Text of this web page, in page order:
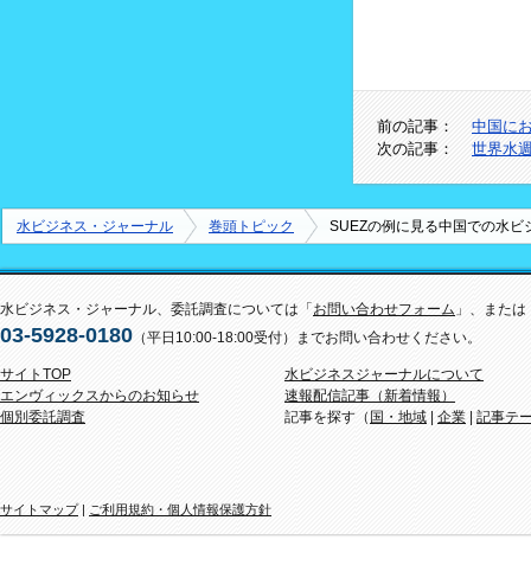
前の記事：
中国に
次の記事：
世界水
水ビジネス・ジャーナル 巻頭トピック SUEZの例に見る中国での水ビ
水ビジネス・ジャーナル、委託調査については「 お問い合わせフォーム 」、または
03-5928-0180 （平日10:00-18:00受付）までお問い合わせください。
サイトTOP
エンヴィックスからのお知らせ
個別委託調査
水ビジネスジャーナルについて
速報配信記事（新着情報）
記事を探す（ 国・地域 企業 記事テ
サイトマップ| ご利用規約・個人情報保護方針